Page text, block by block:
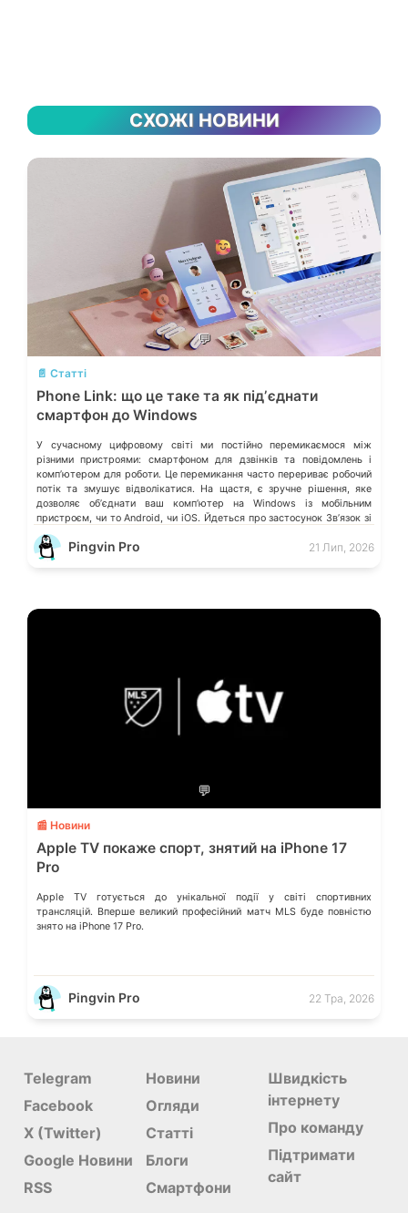
СХОЖІ НОВИНИ
💬
📄 Статті
Phone Link: що це таке та як підʼєднати
смартфон до Windows
У сучасному цифровому світі ми постійно перемикаємося між
різними пристроями: смартфоном для дзвінків та повідомлень і
компʼютером для роботи. Це перемикання часто перериває робочий
потік та змушує відволікатися. На щастя, є зручне рішення, яке
дозволяє обʼєднати ваш компʼютер на Windows із мобільним
пристроєм, чи то Android, чи iOS. Йдеться про застосунок Звʼязок зі
смартфоном (Phone Link) від Microsoft, що перетворює ваш ПК на
своєрідний «міст» до функцій смартфона.
Pingvin Pro 21 Лип, 2026
💬
📰 Новини
Apple TV покаже спорт, знятий на iPhone 17
Pro
Apple TV готується до унікальної події у світі спортивних
трансляцій. Вперше великий професійний матч MLS буде повністю
знято на iPhone 17 Pro.
Pingvin Pro 22 Тра, 2026
Telegram
Facebook
X (Twitter)
Google Новини
RSS
Новини
Огляди
Статті
Блоги
Смартфони
Швидкість
інтернету
Про команду
Підтримати
сайт